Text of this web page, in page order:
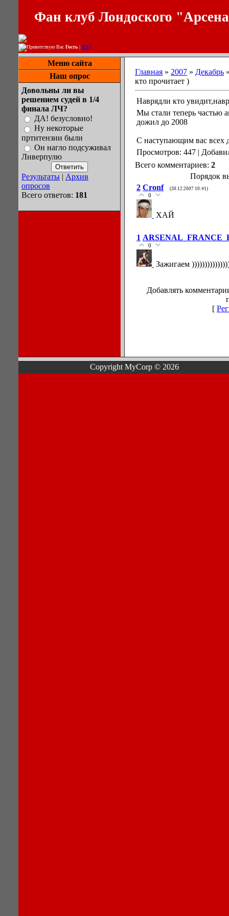
Фан клуб Лондоского
Приветствую Вас Гость | RSS
Меню сайта
Наш опрос
Довольны ли вы
решением судей в 1/4
финала ЛЧ?
ДА! безусловно!
Ну некоторые
пртитензии были
Он нагло подсуживал
Ливерпулю
Результаты | Архив
опросов
Всего ответов: 181
Главная » 2007 » Декабрь
кто прочитает )
Наврядли кто
Мы стали теперь частью
дожил до 2008
С наступающим вас всех
Просмотров: 447 |
Всего комментариев: 2
Порядок
2 Cronf (30.12.2007 10:41)
0
ХАЙ
1
0
Зажигаем
Добавлять
[
Copyright MyCorp © 2026